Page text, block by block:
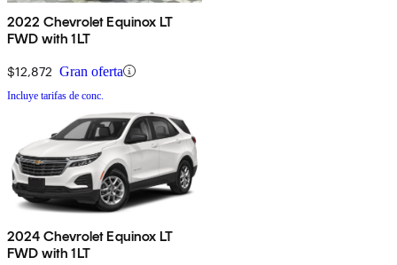
2022 Chevrolet Equinox LT
FWD with 1LT
$12,872 Gran oferta
Incluye tarifas de conc.
2024 Chevrolet Equinox LT
FWD with 1LT